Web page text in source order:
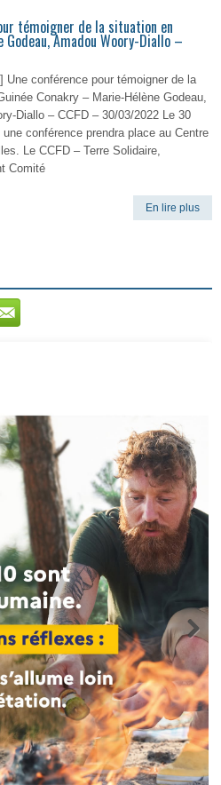
témoigner de la situation en
Amadou Woory-Diallo –
Une conférence pour témoigner de la
Conakry – Marie-Hélène Godeau,
Diallo – CCFD – 30/03/2022 Le 30
conférence prendra place au Centre
Le CCFD – Terre Solidaire,
Comité
En lire plus